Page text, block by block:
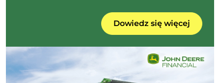
Dowiedz się więcej